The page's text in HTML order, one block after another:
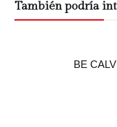
También podría
BE